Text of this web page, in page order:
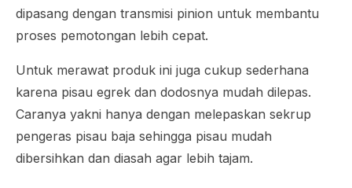
dipasang dengan transmisi pinion untuk membantu
proses pemotongan lebih cepat.
Untuk merawat produk ini juga cukup sederhana
karena pisau egrek dan dodosnya mudah dilepas.
Caranya yakni hanya dengan melepaskan sekrup
pengeras pisau baja sehingga pisau mudah
dibersihkan dan diasah agar lebih tajam.